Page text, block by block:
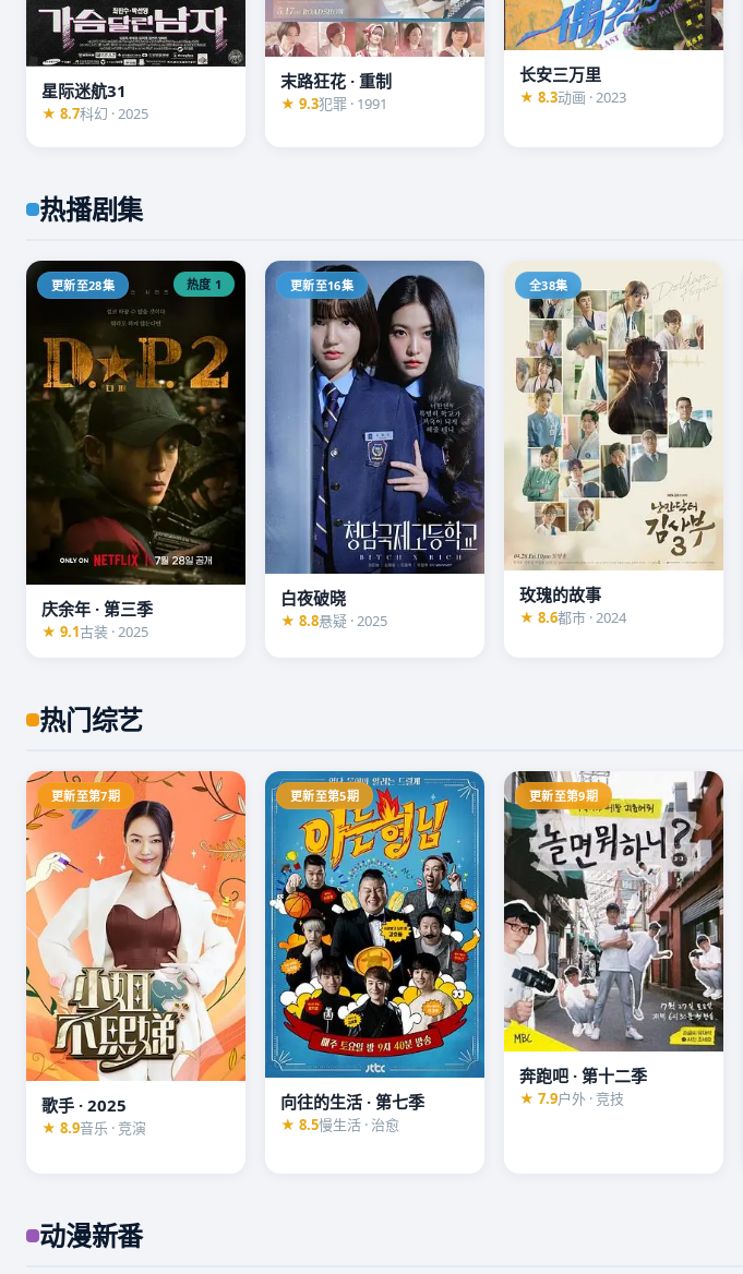
★ 9.52025 · 悬疑 · 16集 1080P
十年前的旧案卷宗被翻开，菜鸟刑警与退休犯罪心理专家联手追查。每一层真
相背后，都是更深的深渊。豆瓣开分9.5，年度神作。
星际迷航31
★ 8.7科幻 · 2025
末路狂花 · 重制
★ 9.3犯罪 · 1991
长安三万里
★ 8.3动画 · 2023
热播剧集
更新至28集 热度 1
庆余年 · 第三季
★ 9.1古装 · 2025
更新至16集
白夜破晓
★ 8.8悬疑 · 2025
全38集
玫瑰的故事
★ 8.6都市 · 2024
热门综艺
更新至第7期
歌手 · 2025
★ 8.9音乐 · 竞演
更新至第5期
向往的生活 · 第七季
★ 8.5慢生活 · 治愈
更新至第9期
奔跑吧 · 第十二季
★ 7.9户外 · 竞技
动漫新番